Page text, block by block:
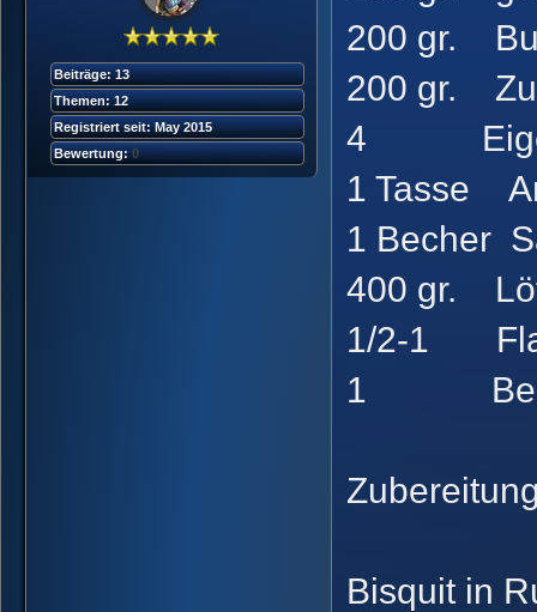
Beiträge: 13
Themen: 12
Registriert seit: May 2015
Bewertung:0
200 gr.
200 gr.
4
1 Tasse
1 Becher
400 gr.
1/2-1
1 Becher
Bisquit in